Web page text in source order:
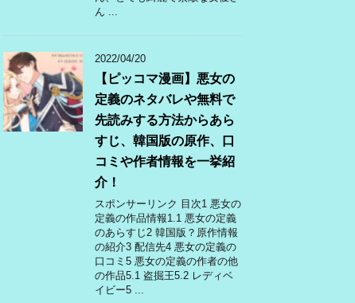
ん ...
2022/04/20
【ピッコマ漫画】悪女の
定義のネタバレや無料で
先読みする方法からあら
すじ、韓国版の原作、口
コミや作者情報を一挙紹
介！
スポンサーリンク 目次1 悪女の
定義の作品情報1.1 悪女の定義
のあらすじ2 韓国版？原作情報
の紹介3 配信先4 悪女の定義の
口コミ5 悪女の定義の作者の他
の作品5.1 盗掘王5.2 レディベ
イビー5 ...